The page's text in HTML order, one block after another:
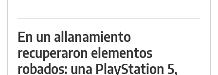
En un allanamiento
recuperaron elementos
robados: una PlayStation 5,